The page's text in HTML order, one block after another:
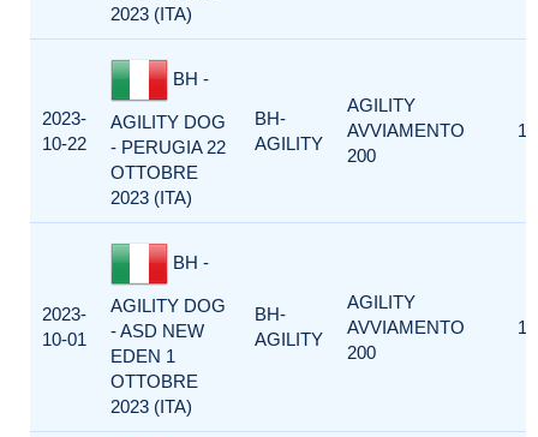
2023 (ITA)
2023-
10-22
BH -
AGILITY DOG
- PERUGIA 22
OTTOBRE
2023 (ITA)
BH-
AGILITY
AGILITY
AVVIAMENTO
200
1
2023-
10-01
BH -
AGILITY DOG
- ASD NEW
EDEN 1
OTTOBRE
2023 (ITA)
BH-
AGILITY
AGILITY
AVVIAMENTO
200
1